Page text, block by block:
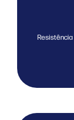
Resistência